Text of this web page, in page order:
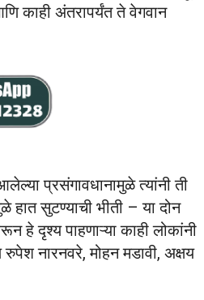
काही अंतरापर्यंत ते वेगवान
प्रसंगावधानामुळे त्यांनी ती
सुटण्याची भीती – या दोन
हे दृश्य पाहणाऱ्या काही लोकांनी
नारनवरे, मोहन मडावी, अक्षय